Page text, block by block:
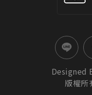
Designed
版權